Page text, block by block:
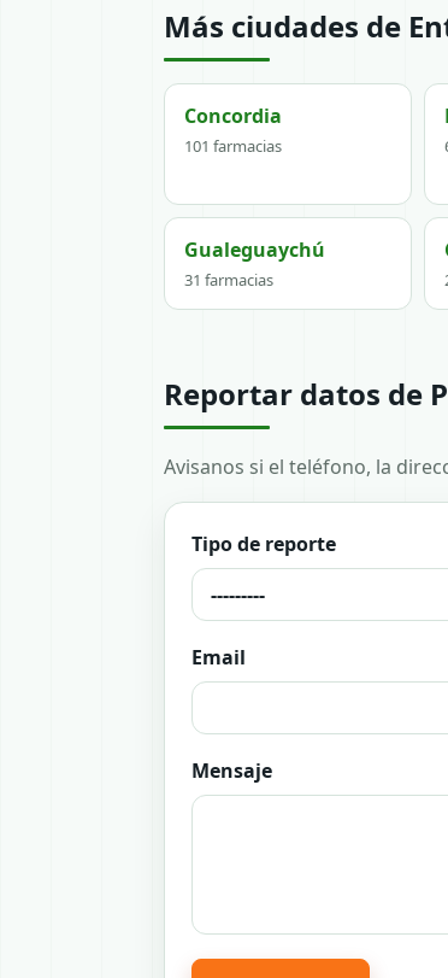
Más ciudades de
Concordia
101 farmacias
Gualeguaychú
31 farmacias
Reportar datos de
Avisanos si el teléfono, la
Tipo de reporte
Email
Mensaje